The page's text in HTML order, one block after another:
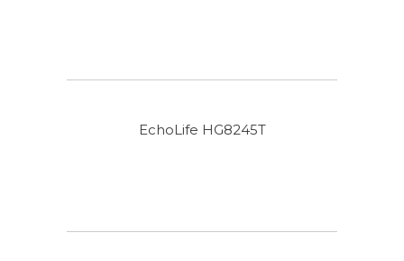
EchoLife HG8245T